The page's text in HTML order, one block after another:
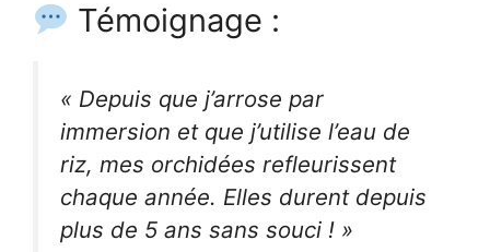
Témoignage :
« Depuis que j’arrose par
immersion et que j’utilise l’eau de
riz, mes orchidées refleurissent
chaque année. Elles durent depuis
plus de 5 ans sans souci ! »